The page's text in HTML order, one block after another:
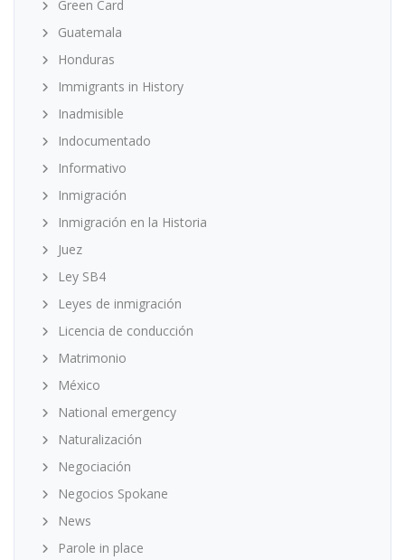
Green Card
Guatemala
Honduras
Immigrants in History
Inadmisible
Indocumentado
Informativo
Inmigración
Inmigración en la Historia
Juez
Ley SB4
Leyes de inmigración
Licencia de conducción
Matrimonio
México
National emergency
Naturalización
Negociación
Negocios Spokane
News
Parole in place